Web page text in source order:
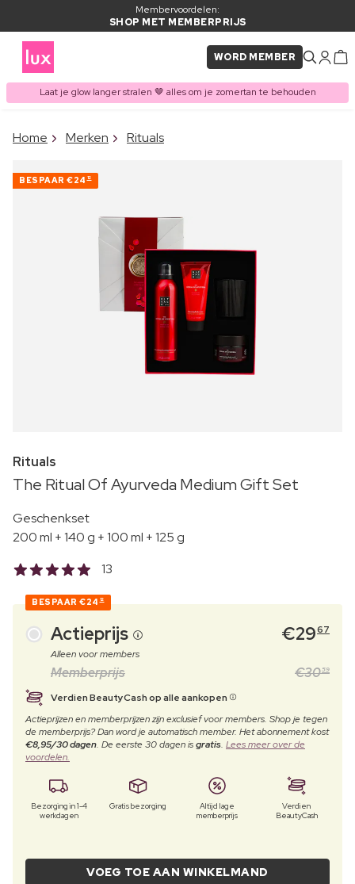
Membervoordelen:
SHOP MET MEMBERPRIJS
WORD MEMBER
Laat je glow langer stralen 🤎 alles om je zomertan te behouden
ITEM TOEGEVOEGD AAN
Home Merken Rituals
BESPAAR €24 12
Rituals
The Ritual Of Ayurveda Medium Gift Set
Geschenkset
200 ml + 140 g + 100 ml + 125 g
13
BESPAAR €24 12
Actieprijs €2967
Alleen voor members
Memberprijs €3059
Verdien BeautyCash op alle aankopen
Actieprijzen en memberprijzen zijn exclusief voor members. Shop je tegen
de memberprijs? Dan word je automatisch member. Het abonnement kost
€8,95/30 dagen. De eerste 30 dagen isgratis. Lees meer over de
voordelen.
Bezorging in 1-4
werkdagen
Gratis bezorging
Altijd lage
memberprijs
Verdien
BeautyCash
VOEG TOE AAN WINKELMAND